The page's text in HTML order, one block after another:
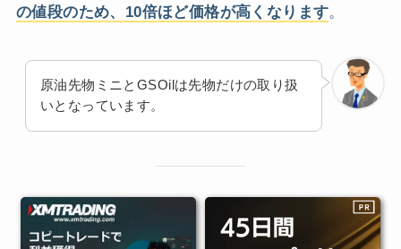
の値段のため、10倍ほど価格が高くなります。
原油先物ミニとGSOilは先物だけの取り扱
いとなっています。